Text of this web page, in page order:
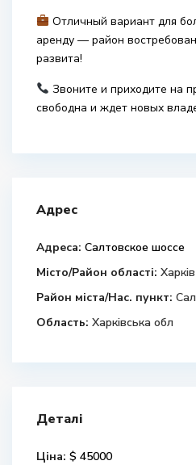
Отличный вариант для
аренду — район
развита!
Звоните и приходите на
свободна и ждет новых
Адрес
Адреса: Салтовское шоссе
Місто/Район області: Харків
Район міста/Нас. пункт:
Область: Харківська обл
Деталі
Ціна: $ 45000